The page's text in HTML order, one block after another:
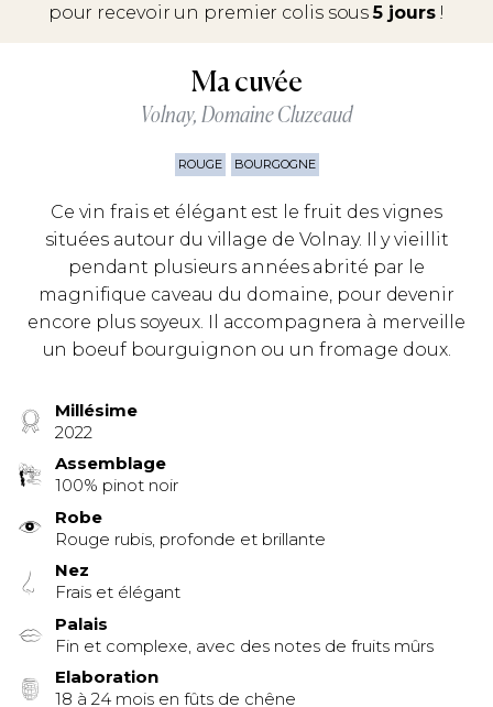
pour recevoir un premier colis sous5 jours!
Ma cuvée
Volnay, Domaine Cluzeaud
ROUGE BOURGOGNE
Ce vin frais et élégant est le fruit des vignes
situées autour du village de Volnay. Il y vieillit
pendant plusieurs années abrité par le
magnifique caveau du domaine, pour devenir
encore plus soyeux. Il accompagnera à merveille
un boeuf bourguignon ou un fromage doux.
Millésime
2022
Assemblage
100% pinot noir
Robe
Rouge rubis, profonde et brillante
Nez
Frais et élégant
Palais
Fin et complexe, avec des notes de fruits mûrs
Elaboration
18 à 24 mois en fûts de chêne